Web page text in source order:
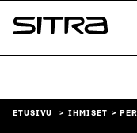
Siirry
suoraan
Sitra
ETUSIVU IHMISET